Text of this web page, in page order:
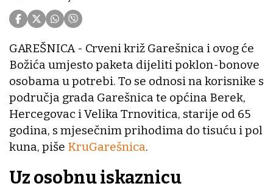
GAREŠNICA - Crveni križ Garešnica i ovog će
Božića umjesto paketa dijeliti poklon-bonove
osobama u potrebi. To se odnosi na korisnike s
područja grada Garešnica te općina Berek,
Hercegovac i Velika Trnovitica, starije od 65
godina, s mjesečnim prihodima do tisuću i pol
kuna, piše KruGarešnica.
Uz osobnu iskaznicu